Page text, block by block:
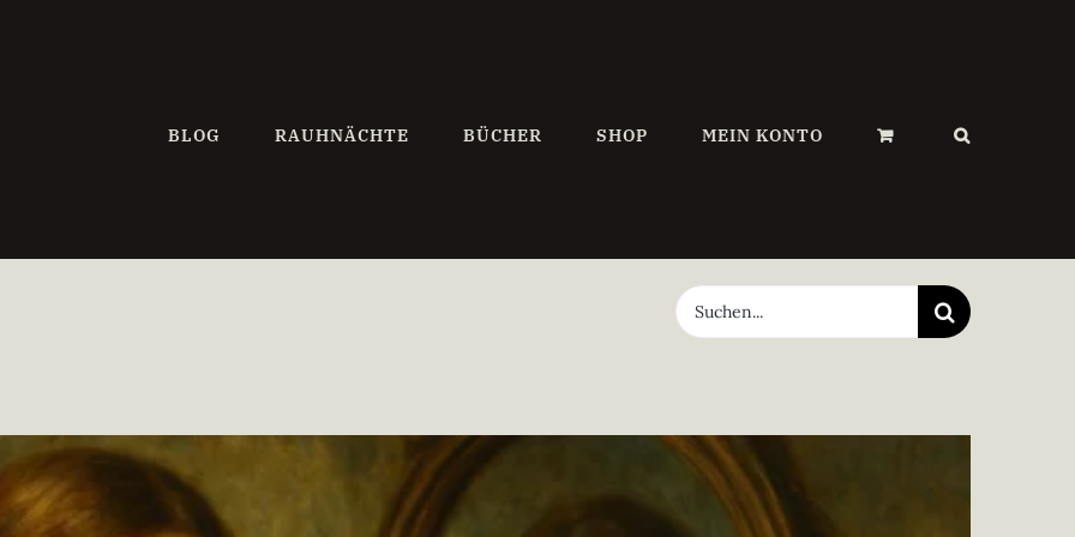
BLOG RAUHNÄCHTE BÜCHER SHOP MEIN KONTO
Suche
nach: